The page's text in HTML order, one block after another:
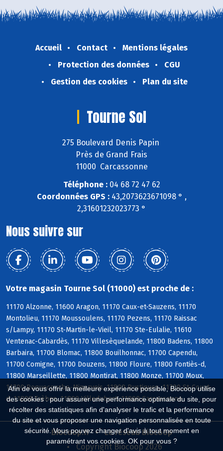
Afin de vous offrir la meilleure expérience possible, Biocoop utilise
des cookies : pour assurer une performance optimale du site, pour
récolter des statistiques afin d'analyser le trafic et la performance
du site et vous proposer une navigation personnalisée en toute
sécurité. Vous pouvez changer d'avis à tout moment en
paramétrant vos cookies. OK pour vous ?
Accueil Contact
Mentions légales
Protection des données
CGU
Gestion des cookies
Plan du site
Tourne Sol
275 Boulevard Denis Papin
Près de Grand Frais
11000 Carcassonne
Téléphone :04 68 72 47 62
Coordonnées GPS :43,2073623671098 ° ,
2,31601232023773 °
Nous suivre sur
Votre magasin Tourne Sol (11000) est proche de :
11170 Alzonne, 11600 Aragon, 11170 Caux-et-Sauzens, 11170
Montolieu, 11170 Moussoulens, 11170 Pezens, 11170 Raissac
s/Lampy, 11170 St-Martin-le-Vieil, 11170 Ste-Eulalie, 11610
Ventenac-Cabardès, 11170 Villesèquelande, 11800 Badens, 11800
Barbaira, 11700 Blomac, 11800 Bouilhonnac, 11700 Capendu,
11700 Comigne, 11700 Douzens, 11800 Floure, 11800 Fontiès-d,
11800 Marseillette, 11800 Montirat, 11800 Monze, 11700 Moux,
11700 Roquecourbe-Minervois, 11800 Rustiques, 11700 St-Couat-
d, 11800 Trèbes, 11800 Villedubert, 11000 Carcassonne
Biocoop.fr
Le réseau Biocoop
Copyright Biocoop 2026